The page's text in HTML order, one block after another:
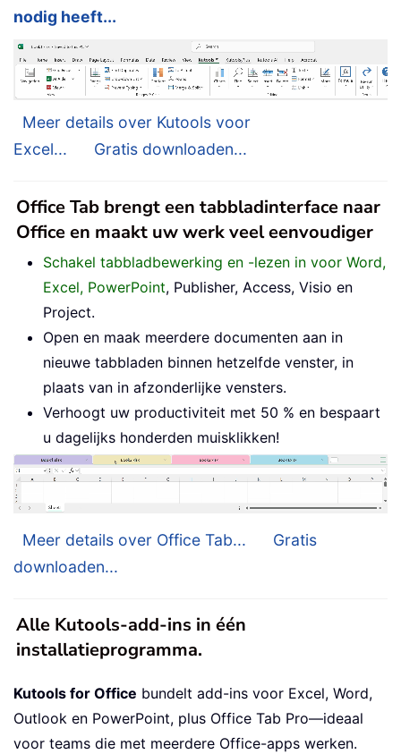
nodig heeft...
Meer details over Kutools voor
Excel...
Gratis downloaden...
Office Tab brengt een tabbladinterface naar
Office en maakt uw werk veel eenvoudiger
Schakel tabbladbewerking en -lezen in voor Word,
Excel, PowerPoint, Publisher, Access, Visio en
Project.
Open en maak meerdere documenten aan in
nieuwe tabbladen binnen hetzelfde venster, in
plaats van in afzonderlijke vensters.
Verhoogt uw productiviteit met 50 % en bespaart
u dagelijks honderden muisklikken!
Meer details over Office Tab...
Gratis
downloaden...
Alle Kutools-add-ins in één
installatieprogramma.
Kutools for Office bundelt add-ins voor Excel, Word,
Outlook en PowerPoint, plus Office Tab Pro—ideaal
voor teams die met meerdere Office-apps werken.